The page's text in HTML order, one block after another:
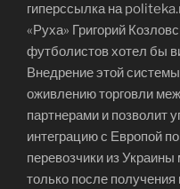
гиперссылка на
«Руха» Григорий
футболистов хотел бы
Внедрение этой
оживлению торговли
партнерами и позволит
интеграцию с Европой
перевозчики из
только после